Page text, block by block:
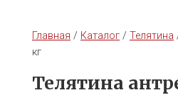
Главная / Каталог /Телятина
кг
Телятина